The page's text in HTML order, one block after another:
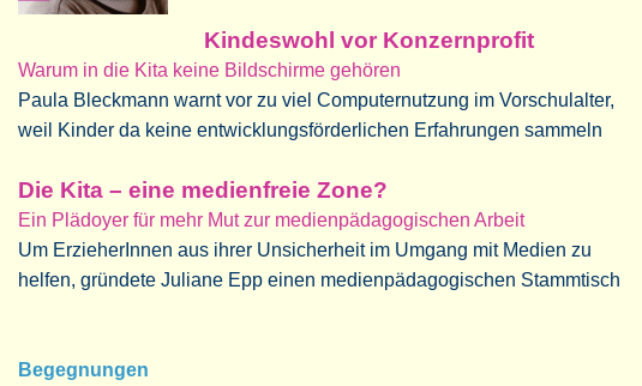
Kindeswohl vor Konzernprofit
Warum in die Kita keine Bildschirme gehören
Paula Bleckmann warnt vor zu viel Computernutzung im Vorschulalter,
weil Kinder da keine entwicklungsförderlichen Erfahrungen sammeln
Die Kita – eine medienfreie Zone?
Ein Plädoyer für mehr Mut zur medienpädagogischen Arbeit
Um ErzieherInnen aus ihrer Unsicherheit im Umgang mit Medien zu
helfen, gründete Juliane Epp einen medienpädagogischen Stammtisch
Begegnungen